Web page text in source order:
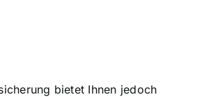
bietet Ihnen jedoch